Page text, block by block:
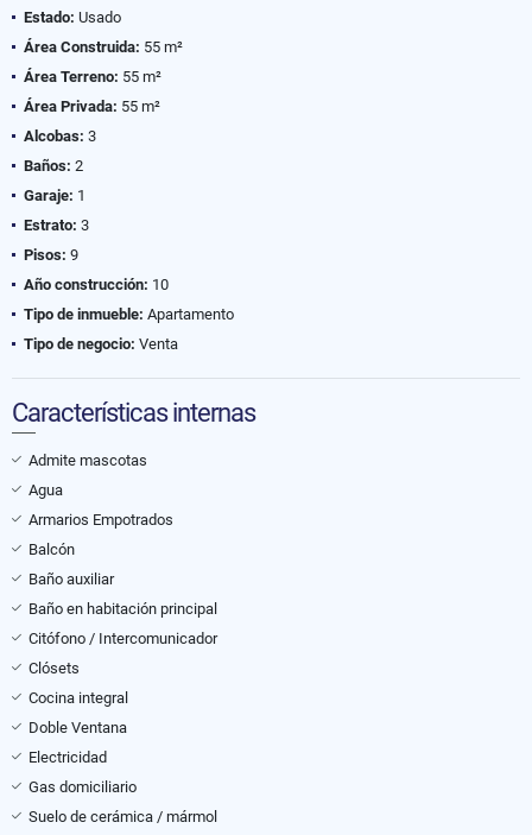
Estado: Usado
Área Construida: 55 m²
Área Terreno: 55 m²
Área Privada: 55 m²
Alcobas: 3
Baños: 2
Garaje: 1
Estrato: 3
Pisos: 9
Año construcción: 10
Tipo de inmueble: Apartamento
Tipo de negocio: Venta
Características internas
Admite mascotas
Agua
Armarios Empotrados
Balcón
Baño auxiliar
Baño en habitación principal
Citófono / Intercomunicador
Clósets
Cocina integral
Doble Ventana
Electricidad
Gas domiciliario
Suelo de cerámica / mármol